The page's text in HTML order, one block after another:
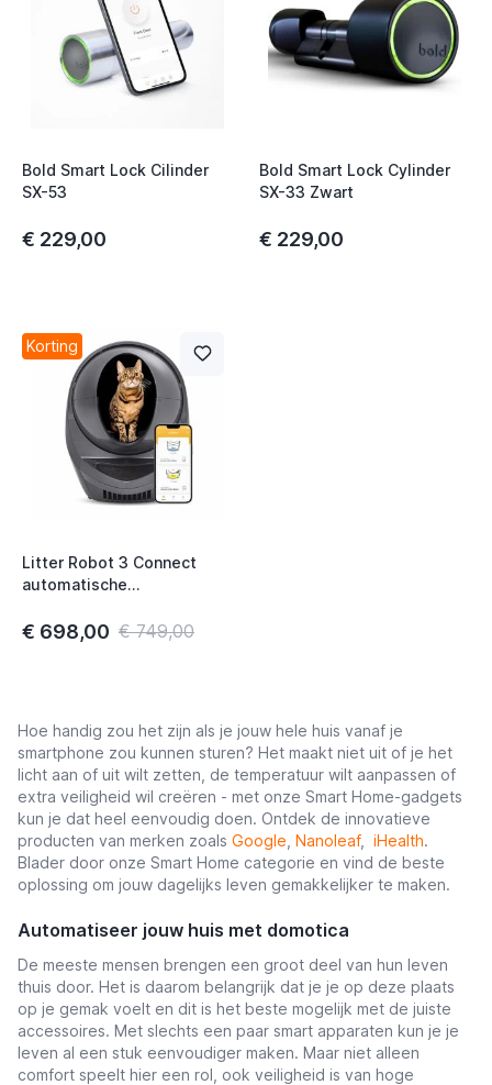
Bold Smart Lock Cilinder
SX-53
€ 229,00
Bold Smart Lock Cylinder
SX-33 Zwart
€ 229,00
Korting
Litter Robot 3 Connect
automatische
€ 698,00 € 749,00
Hoe handig zou het zijn als je jouw hele huis vanaf je
smartphone zou kunnen sturen? Het maakt niet uit of je het
licht aan of uit wilt zetten, de temperatuur wilt aanpassen of
extra veiligheid wil creëren - met onze Smart Home-gadgets
kun je dat heel eenvoudig doen. Ontdek de innovatieve
producten van merken zoals Google Nanoleaf, iHealth.
Blader door onze Smart Home categorie en vind de beste
oplossing om jouw dagelijks leven gemakkelijker te maken.
Automatiseer jouw huis met domotica
De meeste mensen brengen een groot deel van hun leven
thuis door. Het is daarom belangrijk dat je je op deze plaats
op je gemak voelt en dit is het beste mogelijk met de juiste
accessoires. Met slechts een paar smart apparaten kun je je
leven al een stuk eenvoudiger maken. Maar niet alleen
comfort speelt hier een rol, ook veiligheid is van hoge